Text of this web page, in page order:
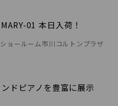
01 本日入荷！
ョールーム市川コルトンプラザ
ドピアノを豊富に展示